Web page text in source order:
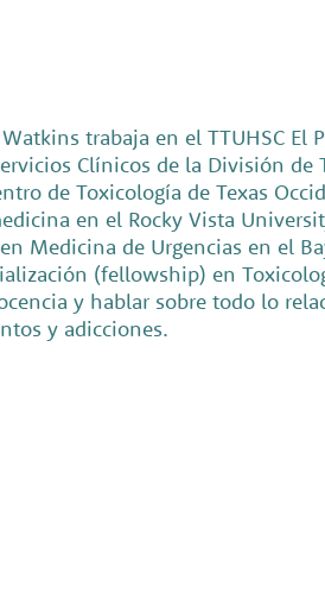
trabaja en el TTUHSC
Clínicos de la División
de Toxicología de Texas
en el Rocky Vista
Medicina de Urgencias en el
(fellowship) en
y hablar sobre todo lo
y adicciones.